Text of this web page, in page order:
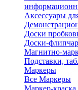
Аксессуары
Доски
Доски-
Магнитно-
Подставки,
Маркеры
Все Маркеры
Маркер-